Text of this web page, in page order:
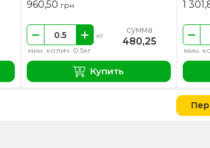
960,50 грн
мин. колич. 0.5кг
кг сумма
480,25
Купить
1
мин.